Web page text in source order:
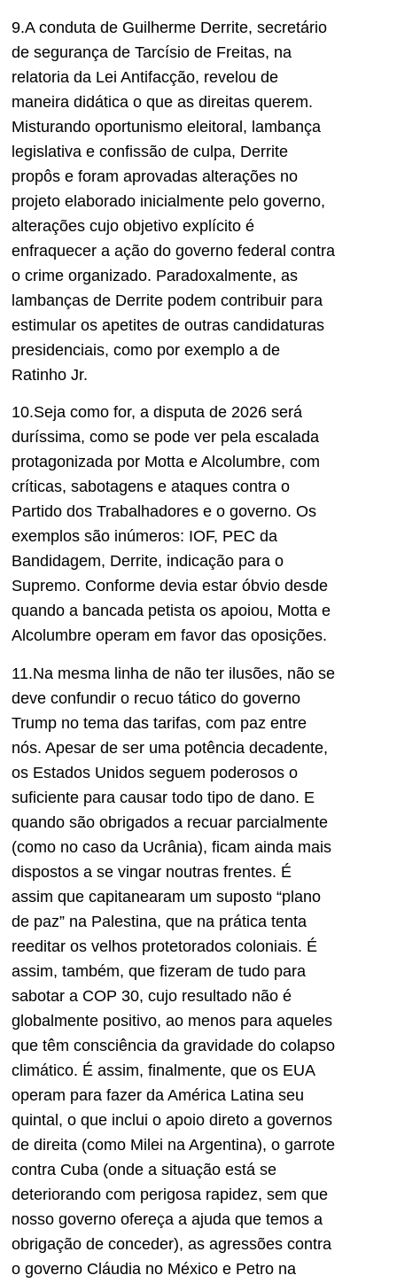
9.A conduta de Guilherme Derrite, secretário
de segurança de Tarcísio de Freitas, na
relatoria da Lei Antifacção, revelou de
maneira didática o que as direitas querem.
Misturando oportunismo eleitoral, lambança
legislativa e confissão de culpa, Derrite
propôs e foram aprovadas alterações no
projeto elaborado inicialmente pelo governo,
alterações cujo objetivo explícito é
enfraquecer a ação do governo federal contra
o crime organizado. Paradoxalmente, as
lambanças de Derrite podem contribuir para
estimular os apetites de outras candidaturas
presidenciais, como por exemplo a de
Ratinho Jr.
10.Seja como for, a disputa de 2026 será
duríssima, como se pode ver pela escalada
protagonizada por Motta e Alcolumbre, com
críticas, sabotagens e ataques contra o
Partido dos Trabalhadores e o governo. Os
exemplos são inúmeros: IOF, PEC da
Bandidagem, Derrite, indicação para o
Supremo. Conforme devia estar óbvio desde
quando a bancada petista os apoiou, Motta e
Alcolumbre operam em favor das oposições.
11.Na mesma linha de não ter ilusões, não se
deve confundir o recuo tático do governo
Trump no tema das tarifas, com paz entre
nós. Apesar de ser uma potência decadente,
os Estados Unidos seguem poderosos o
suficiente para causar todo tipo de dano. E
quando são obrigados a recuar parcialmente
(como no caso da Ucrânia), ficam ainda mais
dispostos a se vingar noutras frentes. É
assim que capitanearam um suposto “plano
de paz” na Palestina, que na prática tenta
reeditar os velhos protetorados coloniais. É
assim, também, que fizeram de tudo para
sabotar a COP 30, cujo resultado não é
globalmente positivo, ao menos para aqueles
que têm consciência da gravidade do colapso
climático. É assim, finalmente, que os EUA
operam para fazer da América Latina seu
quintal, o que inclui o apoio direto a governos
de direita (como Milei na Argentina), o garrote
contra Cuba (onde a situação está se
deteriorando com perigosa rapidez, sem que
nosso governo ofereça a ajuda que temos a
obrigação de conceder), as agressões contra
o governo Cláudia no México e Petro na